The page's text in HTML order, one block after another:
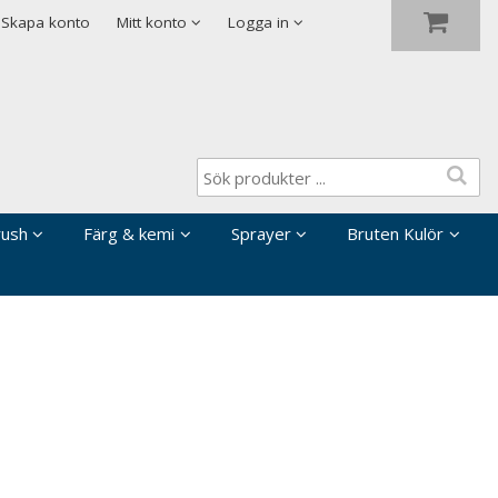
Skapa konto Mitt konto Logga in
Färg & kemi Sprayer
Bruten Kulör